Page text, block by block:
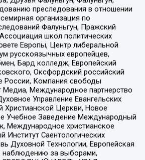
преследования в отношении
организация по
Фалуньгун, Пражский
школ политических
Европы, Центр либеральной
русскоязычных европейцев,
Бард колледж, Европейский
Оксфордский российский
Компания свободы
Международное партнерство
Управление Евангельских
Христианской Церкви, Новое
Учебное Заведение Международный
Международное христианское
Институт Саентологических
Духовной Технологии, Европейская
наблюдению за выборами,